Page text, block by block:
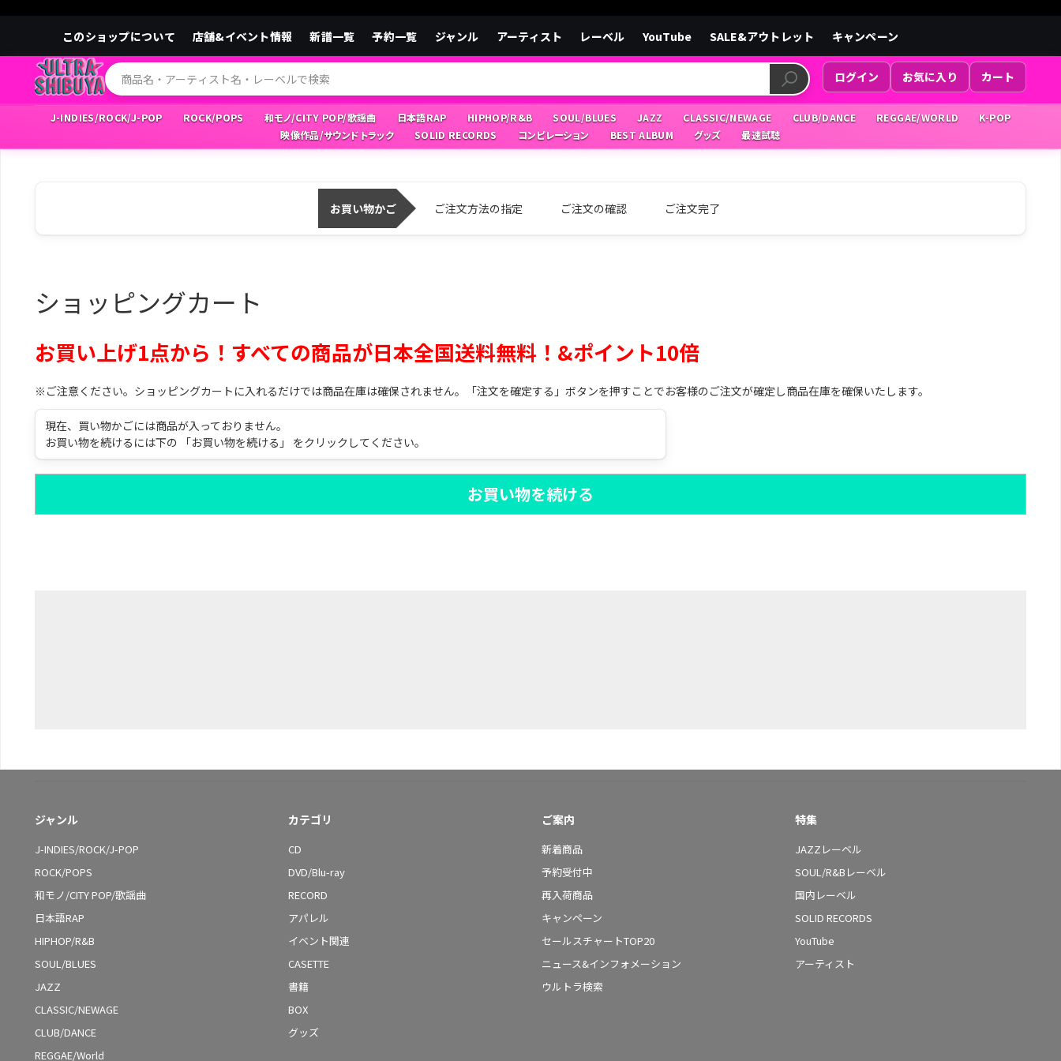
このショップについて 店舗&イベント情報 新譜一覧 予約一覧 ジャンル アーティスト レーベル YouTube SALE&アウトレット キャンペーン
ログイン お気に入り カート
J-INDIES/ROCK/J-POP ROCK/POPS 和モノ/CITY POP/歌謡曲 日本語RAP HIPHOP/R&B SOUL/BLUES JAZZ CLASSIC/NEWAGE CLUB/DANCE REGGAE/WORLD
K-POP
映像作品/サウンドトラック
SOLID RECORDS コンピレーション BEST ALBUM グッズ 最速試聴
お買い物かご ご注文方法の指定 ご注文の確認 ご注文完了
ショッピングカート
お買い上げ1点から！すべての商品が日本全国送料無料！&ポイント10倍
※ご注意ください。ショッピングカートに入れるだけでは商品在庫は確保されません。「注文を確定する」ボタンを押すことでお客様のご注文が確定し商品在庫を確保いたします。
現在、買い物かごには商品が入っておりません。
お買い物を続けるには下の 「お買い物を続ける」 をクリックしてください。
お買い物を続ける
ジャンル
J-INDIES/ROCK/J-POP
ROCK/POPS
和モノ/CITY POP/歌謡曲
日本語RAP
HIPHOP/R&B
SOUL/BLUES
JAZZ
CLASSIC/NEWAGE
CLUB/DANCE
REGGAE/World
カテゴリ
CD
DVD/Blu-ray
RECORD
アパレル
イベント関連
CASETTE
書籍
BOX
グッズ
ご案内
新着商品
予約受付中
再入荷商品
キャンペーン
セールスチャートTOP20
ニュース&インフォメーション
ウルトラ検索
特集
JAZZレーベル
SOUL/R&Bレーベル
国内レーベル
SOLID RECORDS
YouTube
アーティスト